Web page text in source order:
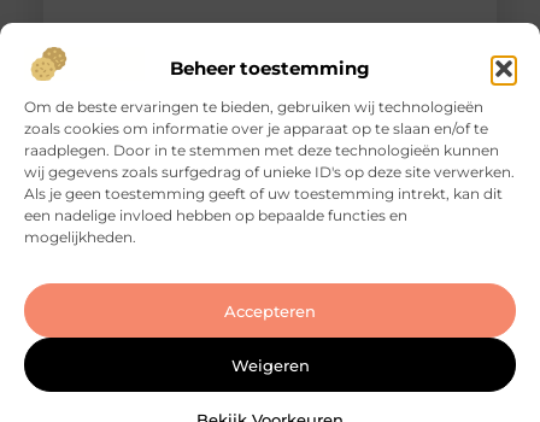
Beheer toestemming
Om de beste ervaringen te bieden, gebruiken wij technologieën
zoals cookies om informatie over je apparaat op te slaan en/of te
raadplegen. Door in te stemmen met deze technologieën kunnen
wij gegevens zoals surfgedrag of unieke ID's op deze site verwerken.
Als je geen toestemming geeft of uw toestemming intrekt, kan dit
een nadelige invloed hebben op bepaalde functies en
mogelijkheden.
Accepteren
Weigeren
Slotenmaker Bodegraven voor betrouwbare
slotenservice
Goed artikel? Deel hem dan op: Share on X (Twitter)
Share on Facebook Share on Pinterest Share on
veilige sloten Goede sloten zijn een belangrijk
onderdeel van de beveiliging van je woning of
bedrijfspand. Ze beschermen niet alleen je
een gerust gevoel de deur